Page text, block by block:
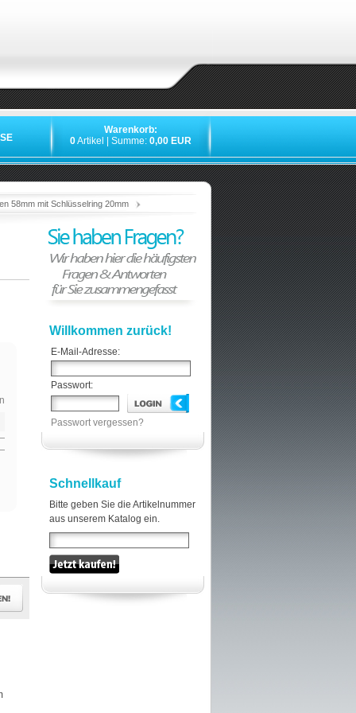
Warenkorb:
0Artikel | Summe: 0,00 EUR
58mm mit Schlüsselring 20mm
Willkommen zurück!
E-Mail-Adresse:
Passwort:
Passwort vergessen?
Schnellkauf
Bitte geben Sie die Artikelnummer
aus unserem Katalog ein.